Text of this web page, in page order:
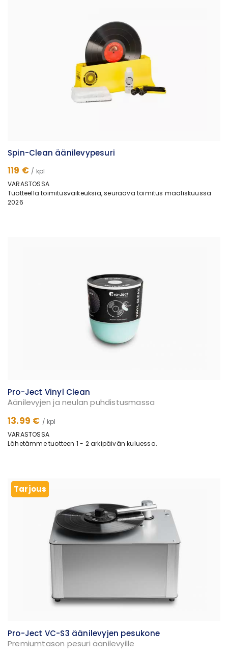
Spin-Clean äänilevypesuri
119 € / kpl
VARASTOSSA
Tuotteella toimitusvaikeuksia, seuraava toimitus maaliskuussa
2026
Pro-Ject Vinyl Clean
Äänilevyjen ja neulan puhdistusmassa
13.99 € / kpl
VARASTOSSA
Lähetämme tuotteen 1 - 2 arkipäivän kuluessa.
Tarjous
Tarjous
Pro-Ject VC-S3 äänilevyjen pesukone
Premiumtason pesuri äänilevyille